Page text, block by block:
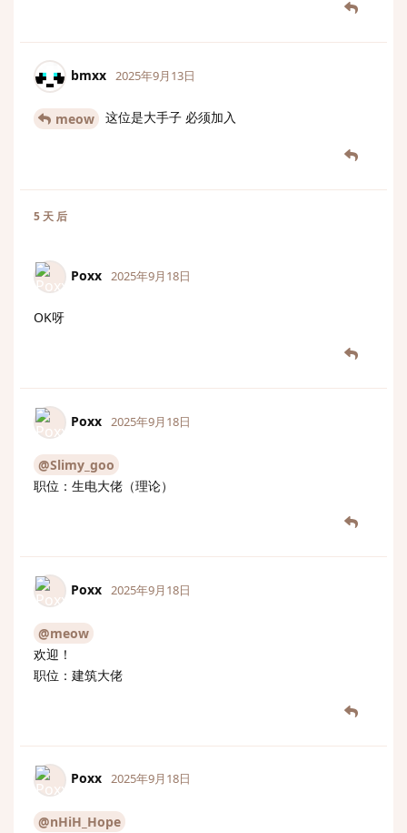
bmxx 2025年9月13日
meow 这位是大手子 必须加入
5 天 后
Poxx 2025年9月18日
OK呀
Poxx 2025年9月18日
@Slimy_goo
职位：生电大佬（理论）
Poxx 2025年9月18日
@meow
欢迎！
职位：建筑大佬
Poxx 2025年9月18日
@nHiH_Hope